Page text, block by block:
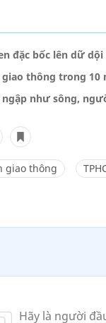
đặc bốc lên dữ dội
thông trong 10
như sông,
giao thông